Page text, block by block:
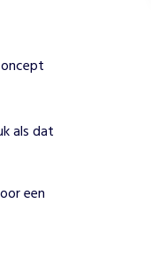
als dat
een